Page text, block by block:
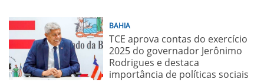
BAHIA
TCE aprova contas do exercício
2025 do governador Jerônimo
Rodrigues e destaca
importância de políticas sociais